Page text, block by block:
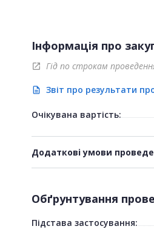
Інформація про
open_in_new Гід по строкам
description Звіт про результати
Очікувана вартість:
Додаткові умови
Обґрунтування
Підстава застосування: